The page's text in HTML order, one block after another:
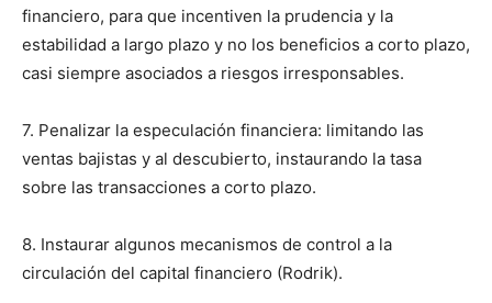
financiero, para que incentiven la prudencia y la
estabilidad a largo plazo y no los beneficios a corto plazo,
casi siempre asociados a riesgos irresponsables.
7. Penalizar la especulación financiera: limitando las
ventas bajistas y al descubierto, instaurando la tasa
sobre las transacciones a corto plazo.
8. Instaurar algunos mecanismos de control a la
circulación del capital financiero (Rodrik).